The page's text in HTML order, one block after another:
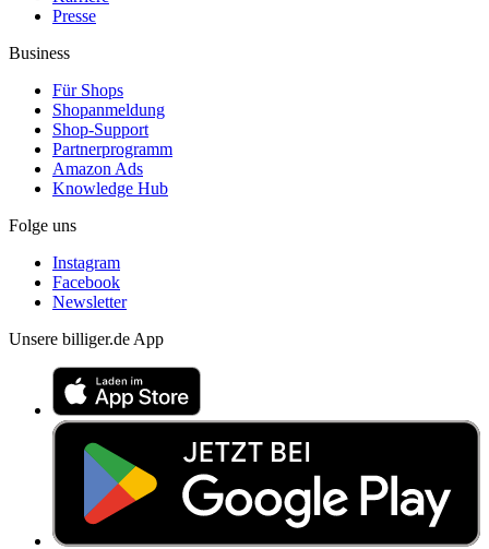
Presse
Business
Für Shops
Shopanmeldung
Shop-Support
Partnerprogramm
Amazon Ads
Knowledge Hub
Folge uns
Instagram
Facebook
Newsletter
Unsere billiger.de App